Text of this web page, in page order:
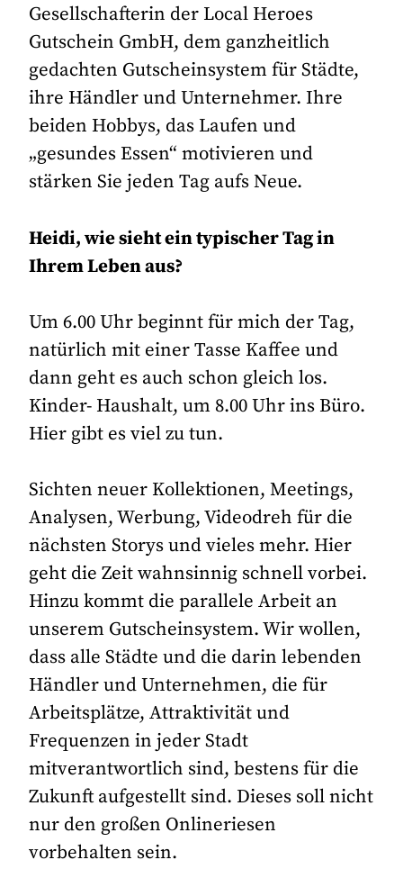
Gesellschafterin der Local Heroes
Gutschein GmbH, dem ganzheitlich
gedachten Gutscheinsystem für Städte,
ihre Händler und Unternehmer. Ihre
beiden Hobbys, das Laufen und
„gesundes Essen“ motivieren und
stärken Sie jeden Tag aufs Neue.
Heidi, wie sieht ein typischer Tag in
Ihrem Leben aus?
Um 6.00 Uhr beginnt für mich der Tag,
natürlich mit einer Tasse Kaffee und
dann geht es auch schon gleich los.
Kinder- Haushalt, um 8.00 Uhr ins Büro.
Hier gibt es viel zu tun.
Sichten neuer Kollektionen, Meetings,
Analysen, Werbung, Videodreh für die
nächsten Storys und vieles mehr. Hier
geht die Zeit wahnsinnig schnell vorbei.
Hinzu kommt die parallele Arbeit an
unserem Gutscheinsystem. Wir wollen,
dass alle Städte und die darin lebenden
Händler und Unternehmen, die für
Arbeitsplätze, Attraktivität und
Frequenzen in jeder Stadt
mitverantwortlich sind, bestens für die
Zukunft aufgestellt sind. Dieses soll nicht
nur den großen Onlineriesen
vorbehalten sein.